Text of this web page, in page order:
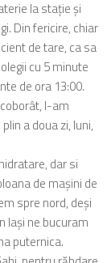
la stație și
Din fericire, chiar
de tare, ca sa
cu 5 minute
de ora 13:00.
l-am
a doua zi, luni,
dar si
de mașini de
spre nord, deși
Iași ne bucuram
puternica.